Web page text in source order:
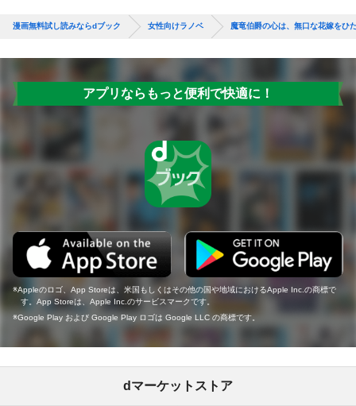
漫画無料試し読みならdブック 女性向けラノベ 魔竜伯爵の心は、無口な花嫁をひ
アプリならもっと便利で快適に！
Appleのロゴ、App Storeは、米国もしくはその他の国や地域におけるApple Inc.の商標で
す。App Storeは、Apple Inc.のサービスマークです。
Google Play および Google Play ロゴは Google LLC の商標です。
dマーケットストア